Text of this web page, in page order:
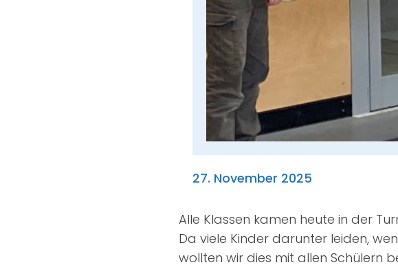
27. November 2025
Alle Klassen kamen heute in der
Da viele Kinder darunter leiden,
wollten wir dies mit allen Schülern